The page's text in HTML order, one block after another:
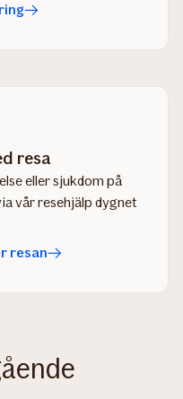
resa
eller sjukdom på
vår resehjälp dygnet
resan